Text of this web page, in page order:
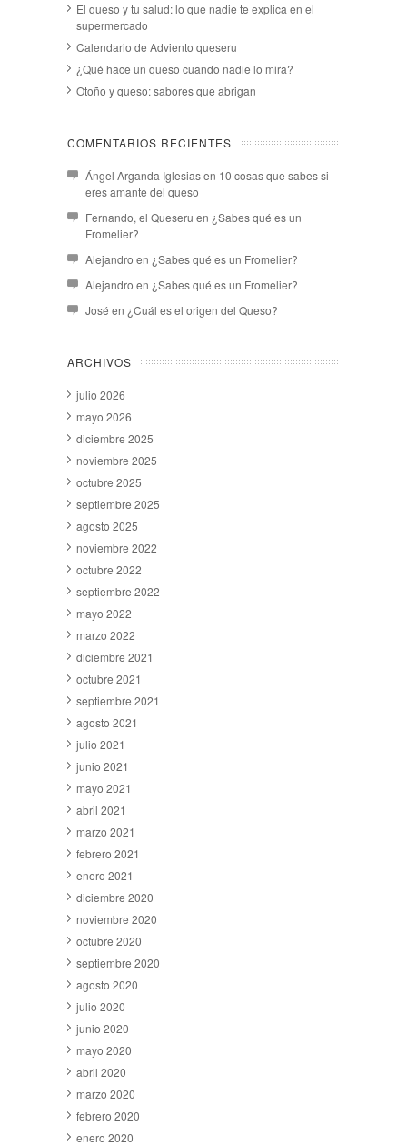
El queso y tu salud: lo que nadie te explica en el
supermercado
Calendario de Adviento queseru
¿Qué hace un queso cuando nadie lo mira?
Otoño y queso: sabores que abrigan
COMENTARIOS RECIENTES
Ángel Arganda Iglesiasen 10 cosas que sabes si
eres amante del queso
Fernando, el Queseru en ¿Sabes qué es un
Fromelier?
Alejandro en ¿Sabes qué es un Fromelier?
Alejandro en ¿Sabes qué es un Fromelier?
José en ¿Cuál es el origen del Queso?
ARCHIVOS
julio 2026
mayo 2026
diciembre 2025
noviembre 2025
octubre 2025
septiembre 2025
agosto 2025
noviembre 2022
octubre 2022
septiembre 2022
mayo 2022
marzo 2022
diciembre 2021
octubre 2021
septiembre 2021
agosto 2021
julio 2021
junio 2021
mayo 2021
abril 2021
marzo 2021
febrero 2021
enero 2021
diciembre 2020
noviembre 2020
octubre 2020
septiembre 2020
agosto 2020
julio 2020
junio 2020
mayo 2020
abril 2020
marzo 2020
febrero 2020
enero 2020